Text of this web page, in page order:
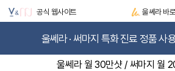
공식 웹사이트 울쎄라 바
울쎄라 · 써마지 특화 진료 정품 사
울쎄라 정품팁사용량
(전후 효과 차이 레전
드)
김리원, 시술 전후
개!
1 2 3 4 5